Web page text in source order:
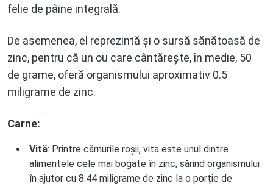
felie de pâine integrală.
De asemenea, el reprezintă și o sursă sănătoasă de
zinc, pentru că un ou care cântărește, în medie, 50
de grame, oferă organismului aproximativ 0.5
miligrame de zinc.
Carne:
Vită: Printre cărnurile roșii, vita este unul dintre
alimentele cele mai bogate în zinc, sărind organismului
în ajutor cu 8.44 miligrame de zinc la o porție de